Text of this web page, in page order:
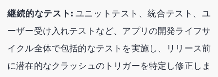
継続的なテスト: ユニットテスト、統合テスト、ユ
ーザー受け入れテストなど、アプリの開発ライフサ
イクル全体で包括的なテストを実施し、リリース前
に潜在的なクラッシュのトリガーを特定し修正しま